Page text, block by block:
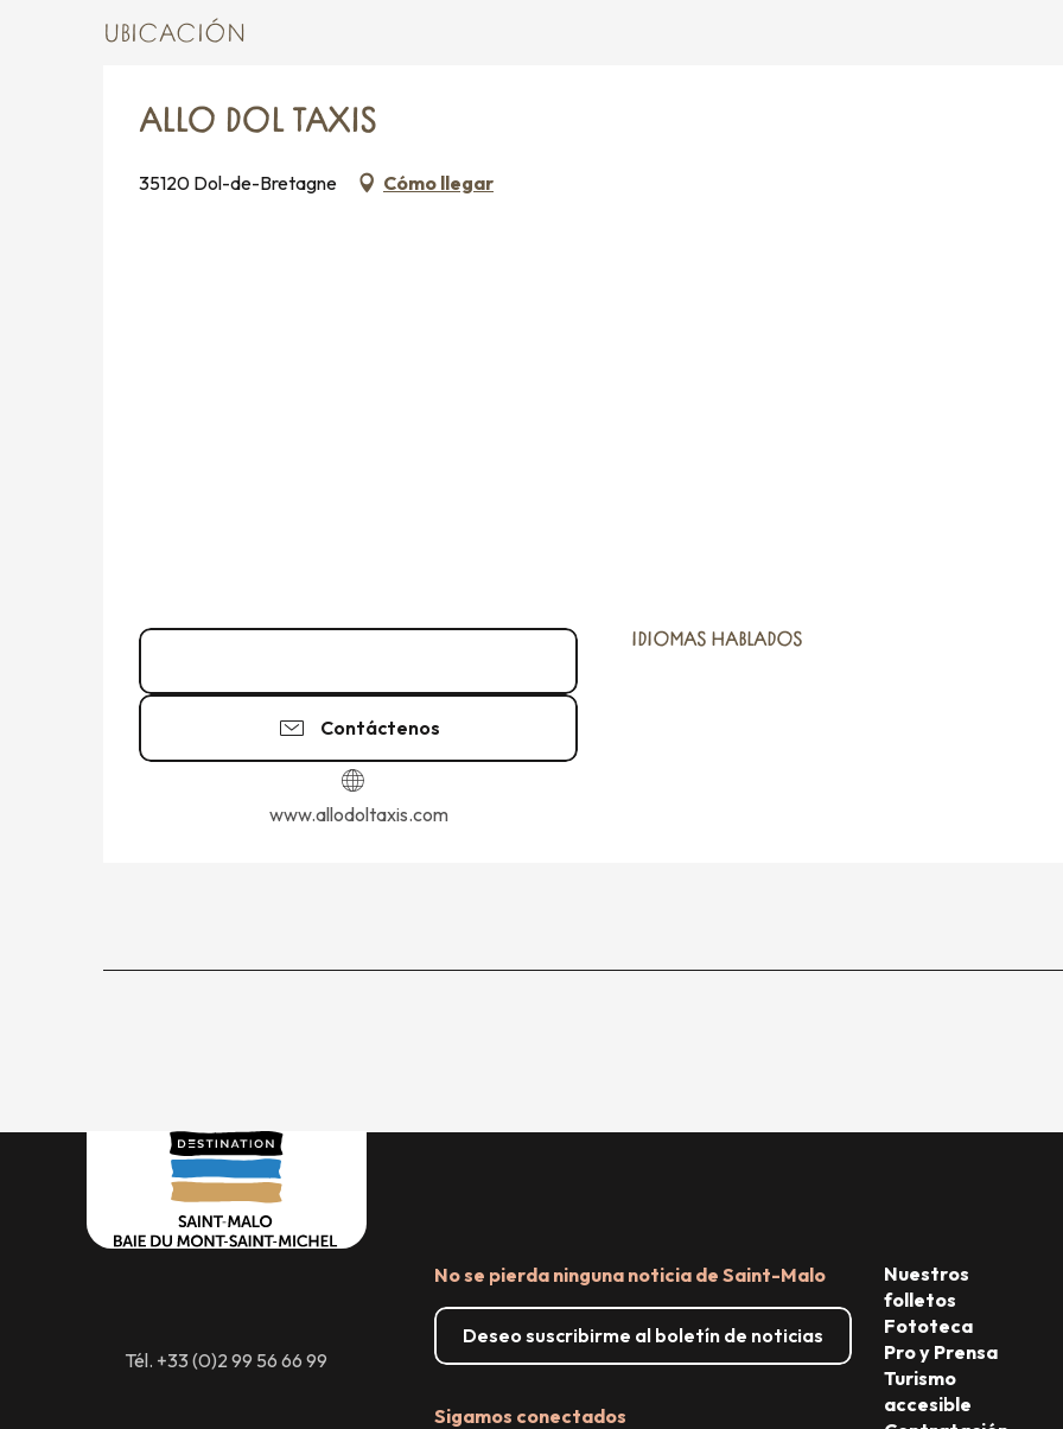
UBICACIÓN
ALLO DOL TAXIS
35120 Dol-de-Bretagne Cómo llegar
Contáctenos
www.allodoltaxis.com
IDIOMAS HABLADOS
IDIOMAS HABLADOS
Tél. +33 (0)2 99 56 66 99
No se pierda ninguna noticia de Saint-Malo
Deseo suscribirme al boletín de noticias
Sigamos conectados
Nuestros
folletos
Fototeca
Pro y Prensa
Turismo
accesible